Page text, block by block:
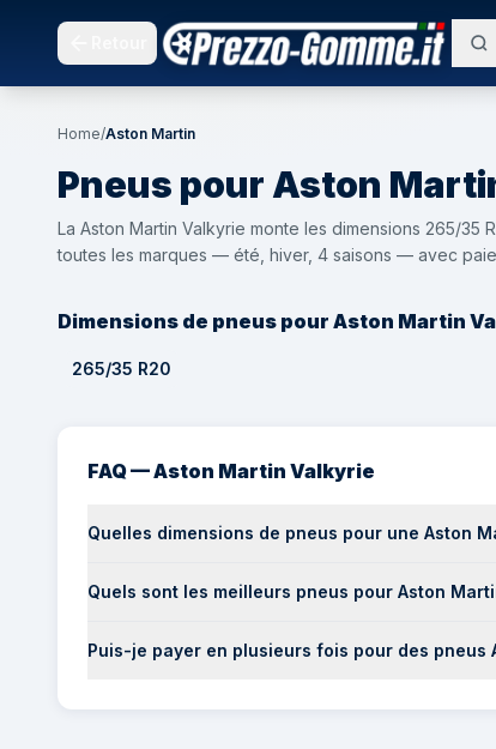
Home/Aston Martin
Pneus pour Aston
La Aston Martin Valkyrie monte les dimensions 265/
toutes les marques — été, hiver, 4 saisons — avec
Dimensions de pneus pour Aston Martin
265/35 R20
FAQ — Aston Martin Valkyrie
Quelles dimensions de pneus pour une Aston
Quels sont les meilleurs pneus pour Aston
Puis-je payer en plusieurs fois pour des pneus